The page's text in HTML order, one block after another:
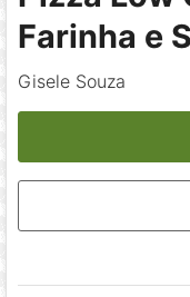
Farinha e
Gisele Souza